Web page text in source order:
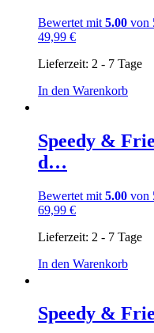
Bewertet mit 5.00 von
49,99 €
Lieferzeit: 2 - 7 Tage
In den Warenkorb
Speedy &
d…
Bewertet mit 5.00 von
69,99 €
Lieferzeit: 2 - 7 Tage
In den Warenkorb
Speedy &